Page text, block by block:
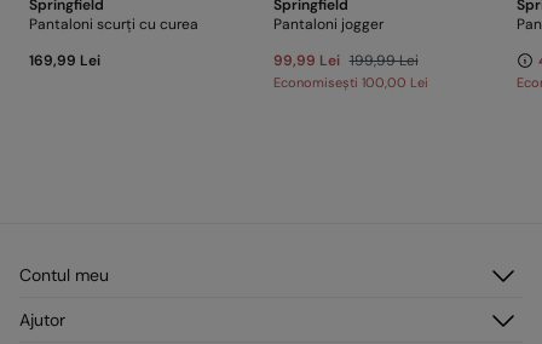
Springfield
Pantaloni scurți cu curea
169,99 Lei
Springfield
Pantaloni jogger
99,99 Lei 199,99 Lei
Economisești 100,00 Lei
Contul meu
Înregistrare
Ajutor